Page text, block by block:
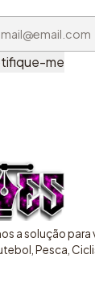
me
a solução
Pesca,